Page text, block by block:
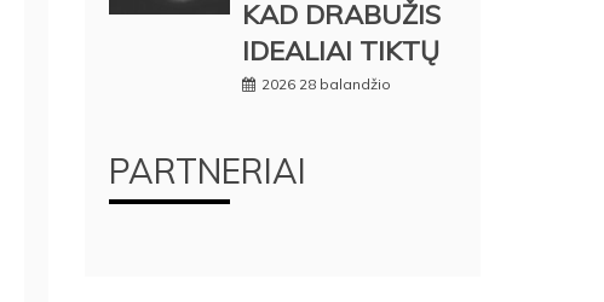
KAD DRABUŽIS
IDEALIAI TIKTŲ
2026 28 balandžio
PARTNERIAI